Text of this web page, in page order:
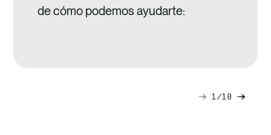
de cómo podemos ayudarte:
Next
1 10